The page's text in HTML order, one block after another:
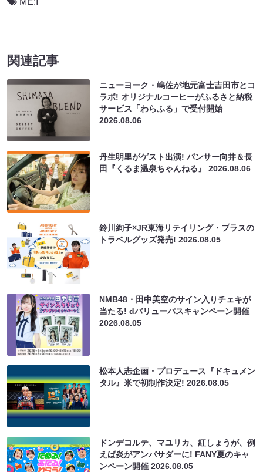
関連記事
ニューヨーク・嶋佐が地元富士吉田市とコ
ラボ! オリジナルコーヒーがふるさと納税
サービス「わらふる」で受付開始
2026.08.06
丹生明里がゲスト出演! パンサー向井＆長
田『くるま温泉ちゃんねる』2026.08.06
鈴川絢子×JR東海リテイリング・プラスの
トラベルグッズ発売!2026.08.05
NMB48・田中美空のサイン入りチェキが
当たる! dバリューパスキャンペーン開催
2026.08.05
松本人志企画・プロデュース『ドキュメン
タル』米で初制作決定!2026.08.05
ドンデコルテ、マユリカ、紅しょうが、例
えば炎がアンバサダーに! FANY夏のキャ
ンペーン開催2026.08.05